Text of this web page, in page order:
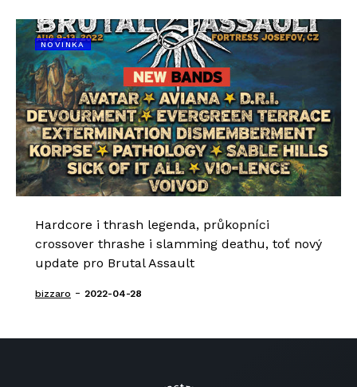
NOVINKA
Hardcore i thrash legenda, průkopníci
crossover thrashe i slamming deathu, toť nový
update pro Brutal Assault
bizzaro - 2022-04-28